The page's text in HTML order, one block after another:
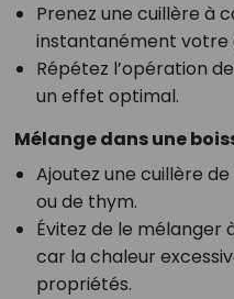
Prenez une cuillère à
instantanément votre
Répétez l’opération
un effet optimal.
Mélange dans une
Ajoutez une cuillère
ou de thym.
Évitez de le mélanger
car la chaleur
propriétés.